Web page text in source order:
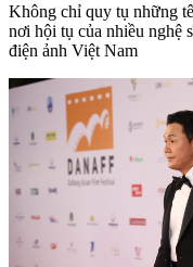
Không chỉ quy tụ những
nơi hội tụ của nhiều nghệ
điện ảnh Việt Nam